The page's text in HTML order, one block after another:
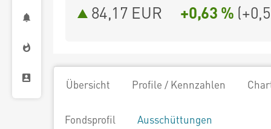
84,17 EUR +0,63 % (
Übersicht Profile / Kennzahlen
Fondsprofil Ausschüttungen